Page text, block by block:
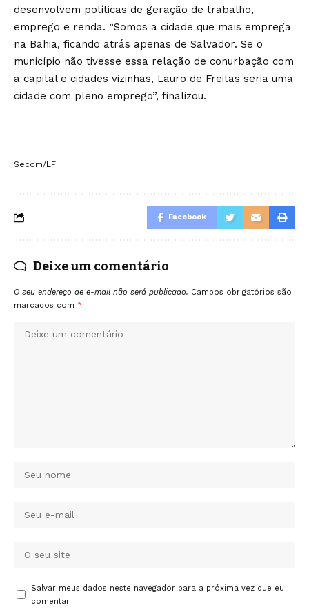
desenvolvem políticas de geração de trabalho,
emprego e renda. “Somos a cidade que mais emprega
na Bahia, ficando atrás apenas de Salvador. Se o
município não tivesse essa relação de conurbação com
a capital e cidades vizinhas, Lauro de Freitas seria uma
cidade com pleno emprego”, finalizou.
Secom/LF
Facebook
Deixe um comentário
O seu endereço de e-mail não será publicado. Campos obrigatórios são
marcados com *
Salvar meus dados neste navegador para a próxima vez que eu
comentar.